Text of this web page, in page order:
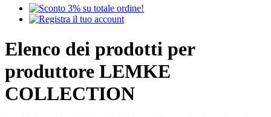
Elenco dei prodotti per
produttore LEMKE
COLLECTION